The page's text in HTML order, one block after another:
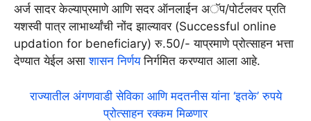
अर्ज सादर केल्याप्रमाणे आणि सदर ऑनलाईन अॅप/पोर्टलवर प्रति
यशस्वी पात्र लाभार्थ्यांची नोंद झाल्यावर (Successful online
updation for beneficiary) रु.50/- याप्रमाणे प्रोत्साहन भत्ता
देण्यात येईल असाशासन निर्णयनिर्गमित करण्यात आला आहे.
राज्यातील अंगणवाडी सेविका आणि मदतनीस यांना ‘इतके’ रुपये
प्रोत्साहन रक्कम मिळणार